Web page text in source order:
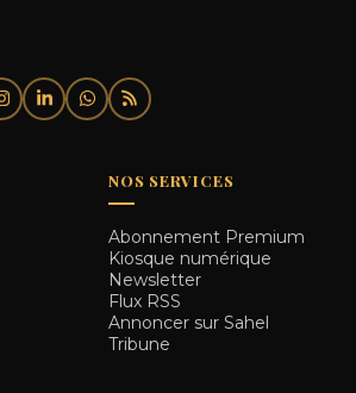
NOS SERVICES
Abonnement Premium
Kiosque numérique
Newsletter
Flux RSS
Annoncer sur Sahel
Tribune